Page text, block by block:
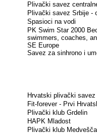
Plivački savez
Plivački savez Srbije -
Spasioci na vodi
PK Swim Star 2000
swimmers, coaches,
SE Europe
Savez za sinhrono i
Hrvatski plivački savez
Fit-forever - Prvi
Plivački klub Grdelin
HAPK Mladost
Plivački klub